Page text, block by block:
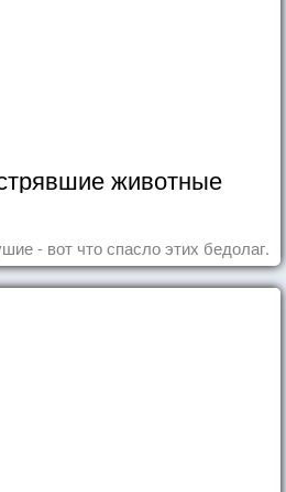
животные
- вот что спасло этих бедолаг.